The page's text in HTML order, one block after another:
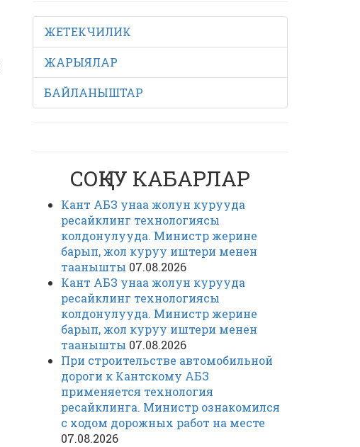
ЖЕТЕКЧИЛИК
ЖАРЫЯЛАР
БАЙЛАНЫШТАР
СОҢКУ КАБАРЛАР
Кант АБЗ унаа жолун курууда
ресайклинг технологиясы
колдонулууда. Министр жерине
барып, жол куруу иштери менен
таанышты 07.08.2026
Кант АБЗ унаа жолун курууда
ресайклинг технологиясы
колдонулууда. Министр жерине
барып, жол куруу иштери менен
таанышты 07.08.2026
При строительстве автомобильной
дороги к Кантскому АБЗ
применяется технология
ресайклинга. Министр ознакомился
с ходом дорожных работ на месте
07.08.2026